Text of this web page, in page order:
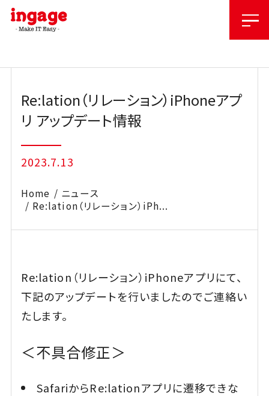
Skip
content
Re:lation（リレーション）iPhoneアプ
リ アップデート情報
2023.7.13
Home
ニュース
Re:lation（リレーション）iPh...
Re:lation（リレーション）iPhoneアプリにて、
下記のアップデートを行いましたのでご連絡い
たします。
＜不具合修正＞
SafariからRe:lationアプリに遷移できな